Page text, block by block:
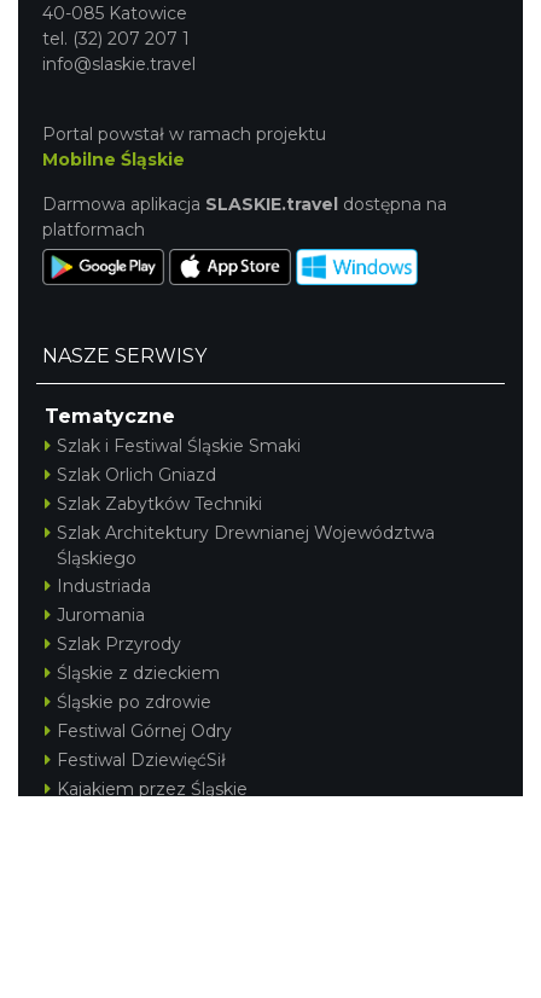
40-085 Katowice
tel. (32) 207 207 1
info@slaskie.travel
Portal powstał w ramach projektu
Mobilne Śląskie
Darmowa aplikacja SLASKIE.travel dostępna na
platformach
NASZE SERWISY
Tematyczne
Szlak i Festiwal Śląskie Smaki
Szlak Orlich Gniazd
Szlak Zabytków Techniki
Szlak Architektury Drewnianej Województwa
Śląskiego
Industriada
Juromania
Szlak Przyrody
Śląskie z dzieckiem
Śląskie po zdrowie
Festiwal Górnej Odry
Festiwal DziewięćSił
Kajakiem przez Śląskie